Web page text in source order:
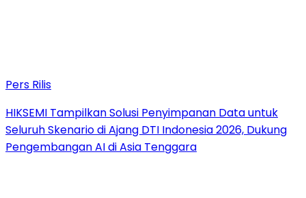
Pers Rilis
HIKSEMI Tampilkan Solusi Penyimpanan Data untuk
Seluruh Skenario di Ajang DTI Indonesia 2026, Dukung
Pengembangan AI di Asia Tenggara